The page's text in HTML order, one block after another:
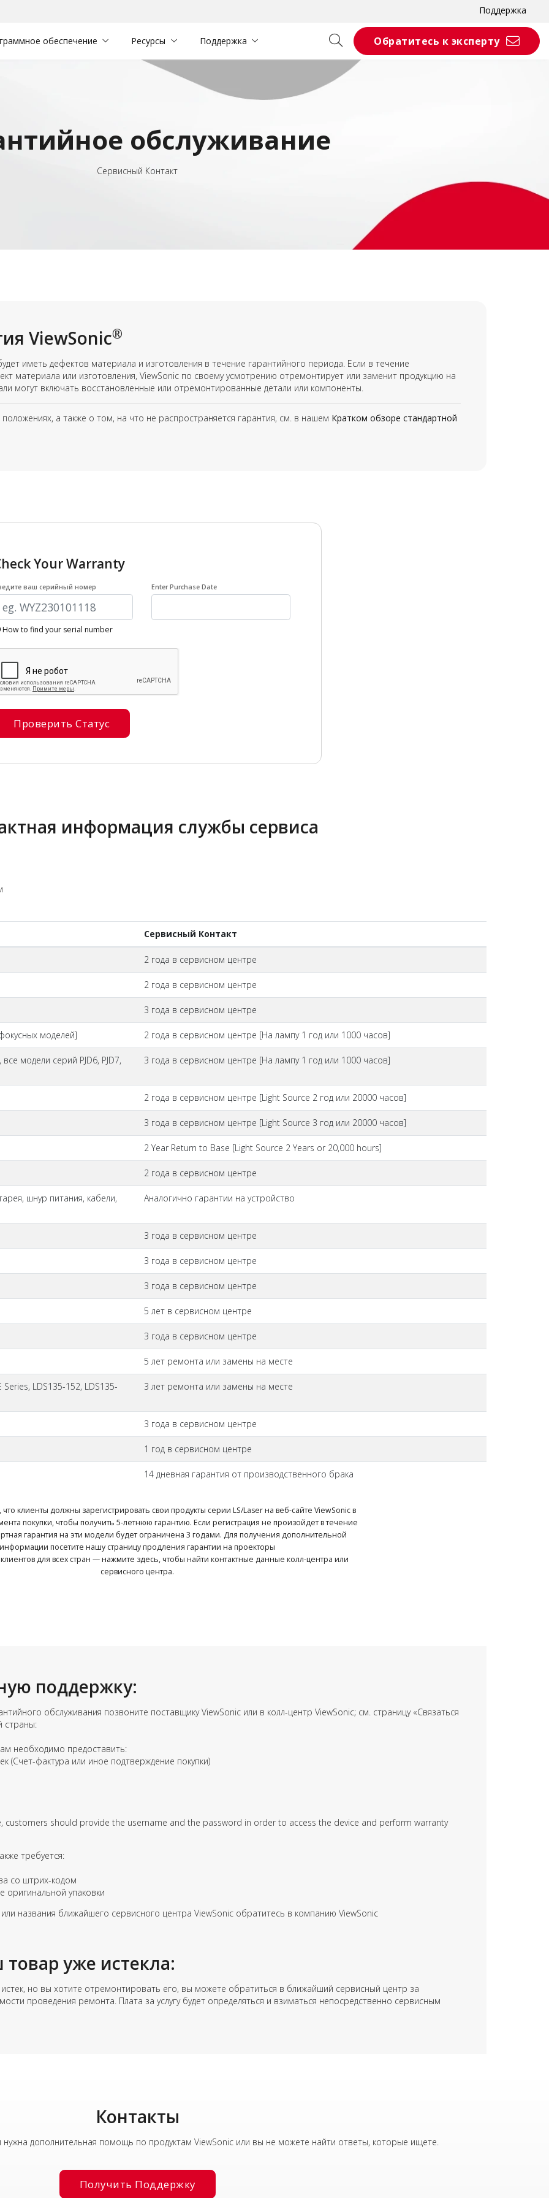
Поддержка
обеспечение Ресурсы Поддержка Обратитесь к эксперту
обслуживание
Сервисный Контакт
ViewSonic®
иметь дефектов материала и изготовления в течение гарантийного периода. Если в течение
материала или изготовления, ViewSonic по своему усмотрению отремонтирует или заменит продукцию на
могут включать восстановленные или отремонтированные детали или компоненты.
а также о том, на что не распространяется гарантия, см. в нашем Кратком обзоре стандартной
Your Warranty
ваш серийный номер Enter Purchase Date
How to find your serial number
Проверить Статус
информация службы сервиса
Сервисный Контакт
2 года в сервисном центре
2 года в сервисном центре
3 года в сервисном центре
моделей] 2 года в сервисном центре [На лампу 1 год или 1000 часов]
модели серий PJD6, PJD7, 3 года в сервисном центре [На лампу 1 год или 1000 часов]
2 года в сервисном центре [Light Source 2 год или 20000 часов]
3 года в сервисном центре [Light Source 3 год или 20000 часов]
2 Year Return to Base [Light Source 2 Years or 20,000 hours]
2 года в сервисном центре
шнур питания, кабели, Аналогично гарантии на устройство
3 года в сервисном центре
3 года в сервисном центре
3 года в сервисном центре
5 лет в сервисном центре
3 года в сервисном центре
5 лет ремонта или замены на месте
Series, LDS135-152, LDS135- 3 лет ремонта или замены на месте
3 года в сервисном центре
1 год в сервисном центре
14 дневная гарантия от производственного брака
клиенты должны зарегистрировать свои продукты серии LS/Laser на веб-сайте ViewSonic в
покупки, чтобы получить 5-летнюю гарантию. Если регистрация не произойдет в течение
гарантия на эти модели будет ограничена 3 годами. Для получения дополнительной
информации посетите нашу страницу продления гарантии на проекторы
для всех стран —нажмите здесь, чтобы найти контактные данные колл-центра или
сервисного центра.
поддержку:
обслуживания позвоните поставщику ViewSonic или в колл-центр ViewSonic; см. страницу «Связаться
страны:
необходимо предоставить:
(Счет-фактура или иное подтверждение покупки)
customers should provide the username and the password in order to access the device and perform warranty
требуется:
со штрих-кодом
упаковки
названия ближайшего сервисного центра ViewSonic обратитесь в компанию ViewSonic
уже истекла:
но вы хотите отремонтировать его, вы можете обратиться в ближайший сервисный центр за
проведения ремонта. Плата за услугу будет определяться и взиматься непосредственно сервисным
Контакты
нужна дополнительная помощь по продуктам ViewSonic или вы не можете найти ответы, которые ищете.
Получить Поддержку